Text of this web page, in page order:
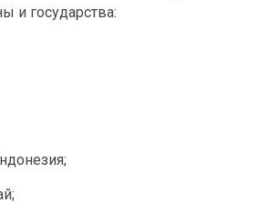
и государства: